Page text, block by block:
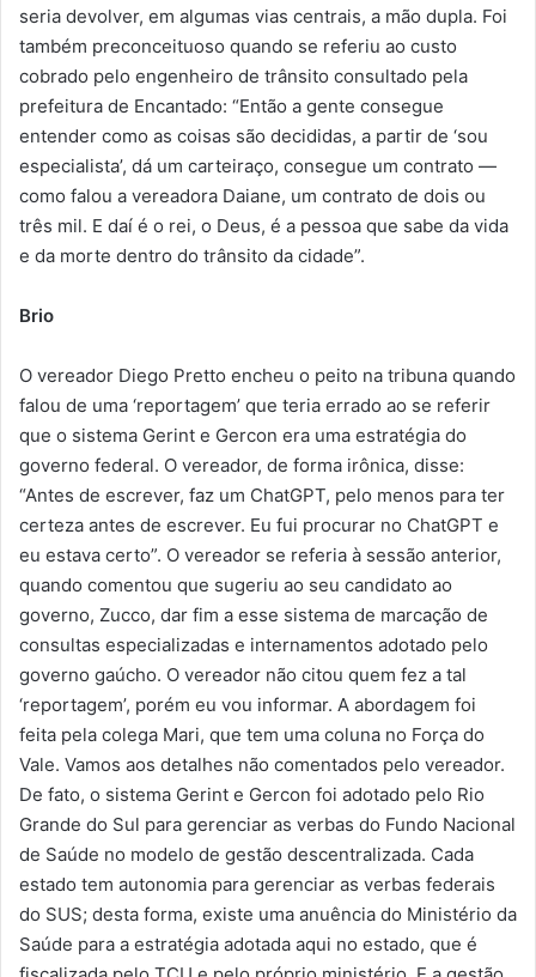
seria devolver, em algumas vias centrais, a mão dupla. Foi
também preconceituoso quando se referiu ao custo
cobrado pelo engenheiro de trânsito consultado pela
prefeitura de Encantado: “Então a gente consegue
entender como as coisas são decididas, a partir de ‘sou
especialista’, dá um carteiraço, consegue um contrato —
como falou a vereadora Daiane, um contrato de dois ou
três mil. E daí é o rei, o Deus, é a pessoa que sabe da vida
e da morte dentro do trânsito da cidade”.
Brio
O vereador Diego Pretto encheu o peito na tribuna quando
falou de uma ‘reportagem’ que teria errado ao se referir
que o sistema Gerint e Gercon era uma estratégia do
governo federal. O vereador, de forma irônica, disse:
“Antes de escrever, faz um ChatGPT, pelo menos para ter
certeza antes de escrever. Eu fui procurar no ChatGPT e
eu estava certo”. O vereador se referia à sessão anterior,
quando comentou que sugeriu ao seu candidato ao
governo, Zucco, dar fim a esse sistema de marcação de
consultas especializadas e internamentos adotado pelo
governo gaúcho. O vereador não citou quem fez a tal
‘reportagem’, porém eu vou informar. A abordagem foi
feita pela colega Mari, que tem uma coluna no Força do
Vale. Vamos aos detalhes não comentados pelo vereador.
De fato, o sistema Gerint e Gercon foi adotado pelo Rio
Grande do Sul para gerenciar as verbas do Fundo Nacional
de Saúde no modelo de gestão descentralizada. Cada
estado tem autonomia para gerenciar as verbas federais
do SUS; desta forma, existe uma anuência do Ministério da
Saúde para a estratégia adotada aqui no estado, que é